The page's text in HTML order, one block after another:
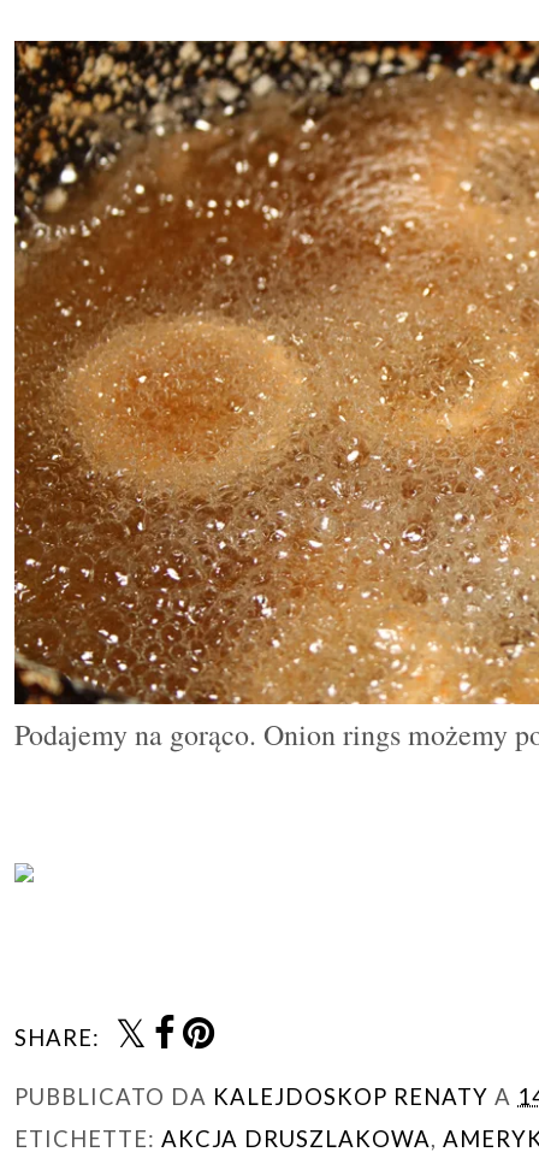
Podajemy na gorąco. Onion rings możemy
SHARE:
PUBBLICATO DA KALEJDOSKOP RENATY A
ETICHETTE: AKCJA DRUSZLAKOWA,